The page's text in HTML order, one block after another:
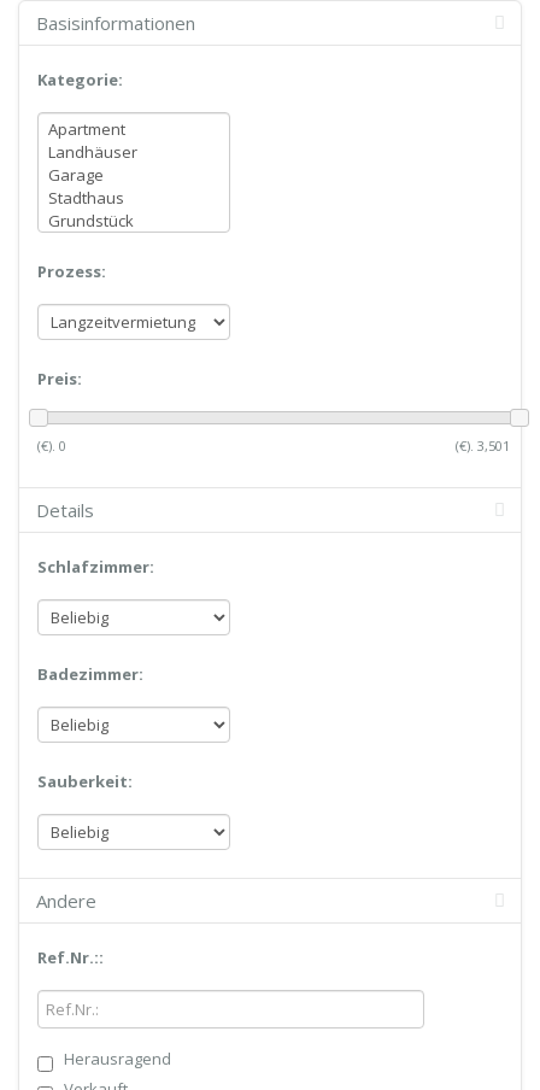
Basisinformationen
Kategorie:
Prozess:
Preis:
(€). 0 (€).3,501
Details
Schlafzimmer:
Badezimmer:
Sauberkeit:
Andere
Ref.Nr.::
Herausragend